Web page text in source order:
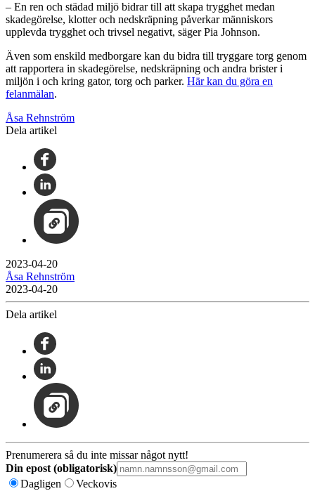
– En ren och städad miljö bidrar till att skapa trygghet medan
skadegörelse, klotter och nedskräpning påverkar människors
upplevda trygghet och trivsel negativt, säger Pia Johnson.
Även som enskild medborgare kan du bidra till tryggare torg genom
att rapportera in skadegörelse, nedskräpning och andra brister i
miljön i och kring gator, torg och parker. Här kan du göra en
felanmälan.
Åsa Rehnström
Dela artikel
2023-04-20
Åsa Rehnström
2023-04-20
Dela artikel
Prenumerera så du inte missar något nytt!
Din epost (obligatorisk)
Dagligen
Veckovis